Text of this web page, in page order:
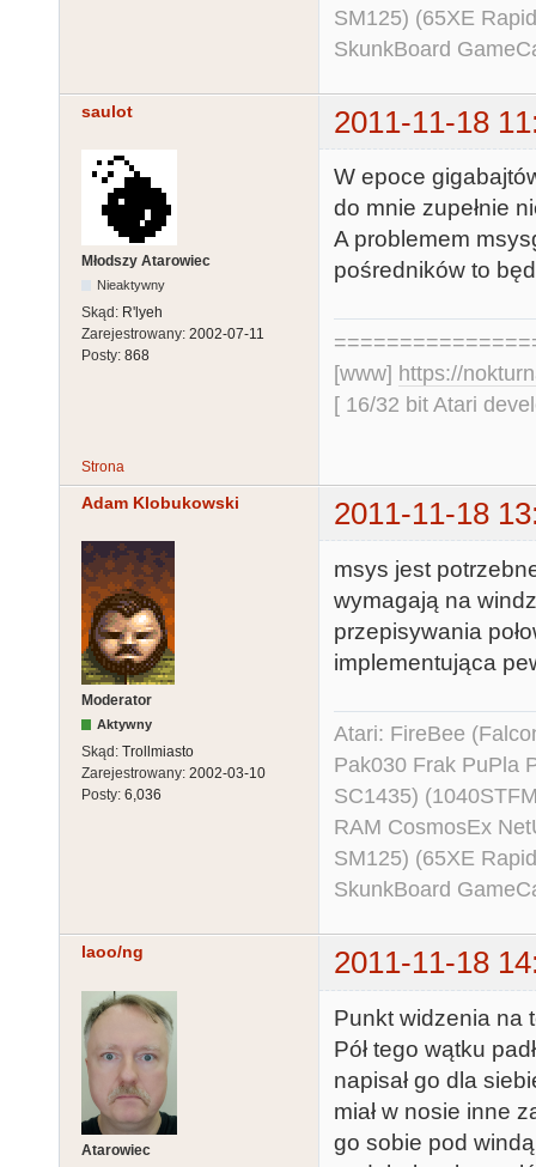
SM125) (65XE
SkunkBoard
saulot 2011-11-18
Młodszy Atarowiec
Nieaktywny
Skąd: R'lyeh
Zarejestrowany: 2002-07-11
Posty: 868
W epoce
do mnie zupełnie
A problemem
pośredników to
[www] https://
[ 16/32 bit Atari
Strona
Adam Klobukowski 2011-11-18
Moderator
Aktywny
Skąd: Trollmiasto
Zarejestrowany: 2002-03-10
Posty: 6,036
msys jest
wymagają na
przepisywania
implementująca
Atari: FireBee
Pak030 Frak PuPla
SC1435)
RAM CosmosEx
SM125) (65XE
SkunkBoard
laoo/ng 2011-11-18
Atarowiec
Punkt widzenia na
Pół tego wątku
napisał go dla
miał w nosie inne
go sobie pod